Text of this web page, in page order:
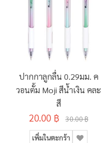
ปากกาลูกลื่น 0.29มม. ค
วอนตั้ม Moji สีน้ำเงิน คละ
สี
20.00 ฿ 30.00 ฿
เพิ่มในตะกร้า